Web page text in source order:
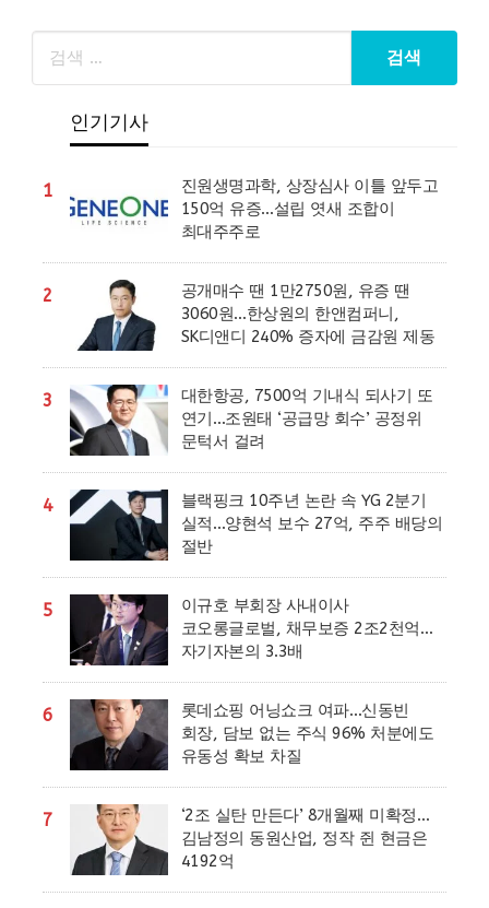
인기기사
1
진원생명과학, 상장심사 이틀 앞두고
150억 유증…설립 엿새 조합이
최대주주로
2
공개매수 땐 1만2750원, 유증 땐
3060원…한상원의 한앤컴퍼니,
SK디앤디 240% 증자에 금감원 제동
3
대한항공, 7500억 기내식 되사기 또
연기…조원태 ‘공급망 회수’ 공정위
문턱서 걸려
4
블랙핑크 10주년 논란 속 YG 2분기
실적…양현석 보수 27억, 주주 배당의
절반
5
이규호 부회장 사내이사
코오롱글로벌, 채무보증 2조2천억…
자기자본의 3.3배
6
롯데쇼핑 어닝쇼크 여파…신동빈
회장, 담보 없는 주식 96% 처분에도
유동성 확보 차질
7
‘2조 실탄 만든다’ 8개월째 미확정…
김남정의 동원산업, 정작 쥔 현금은
4192억